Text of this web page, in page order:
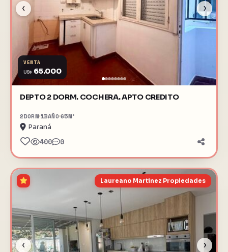
‹ ›
VENTA
US$ 65.000
DEPTO 2 DORM. COCHERA. APTO CREDITO
2DORM 1BAÑO65M²
Paraná
400 0
‹ ›
Laureano Martinez Propiedades